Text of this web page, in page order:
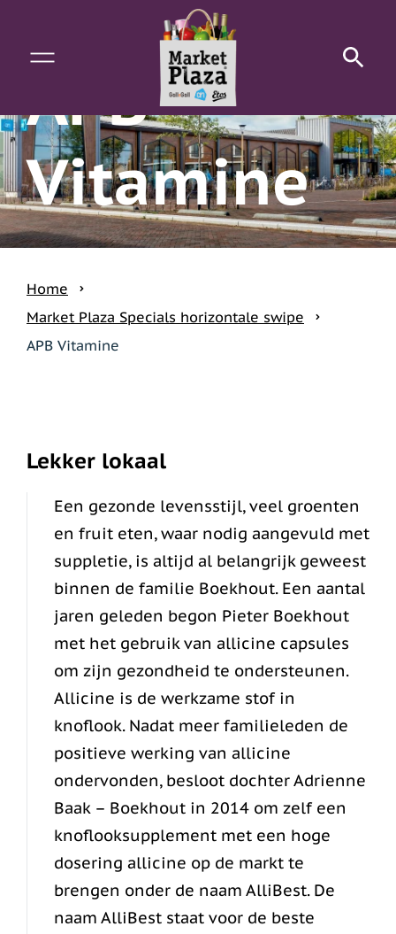
APB
Vitamine
Home
Market Plaza Specials horizontale swipe
APB Vitamine
Lekker lokaal
Een gezonde levensstijl, veel groenten
en fruit eten, waar nodig aangevuld met
suppletie, is altijd al belangrijk geweest
binnen de familie Boekhout. Een aantal
jaren geleden begon Pieter Boekhout
met het gebruik van allicine capsules
om zijn gezondheid te ondersteunen.
Allicine is de werkzame stof in
knoflook. Nadat meer familieleden de
positieve werking van allicine
ondervonden, besloot dochter Adrienne
Baak – Boekhout in 2014 om zelf een
knoflooksupplement met een hoge
dosering allicine op de markt te
brengen onder de naam AlliBest. De
naam AlliBest staat voor de beste